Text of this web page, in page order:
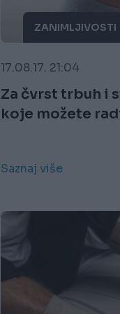
ZANIMLJIVOSTI
17.08.17. 21:04
Za čvrst trbuh i
koje možete
Saznaj više